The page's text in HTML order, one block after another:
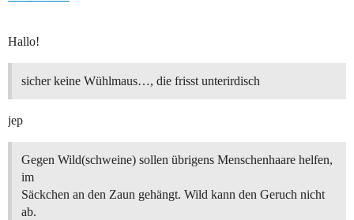
Hallo!
sicher keine Wühlmaus…, die frisst unterirdisch
jep
Gegen Wild(schweine) sollen übrigens Menschenhaare helfen,
im
Säckchen an den Zaun gehängt. Wild kann den Geruch nicht
ab.